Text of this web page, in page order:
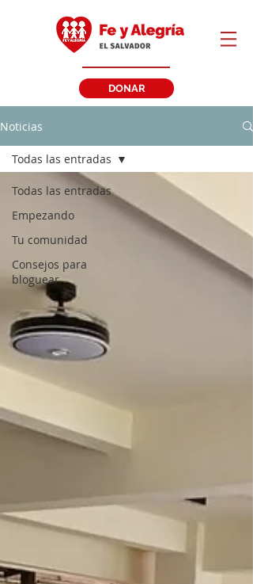
DONAR
Noticias
Todas las entradas
Empezando
Tu comunidad
Consejos para
bloguear
Todas las entradas